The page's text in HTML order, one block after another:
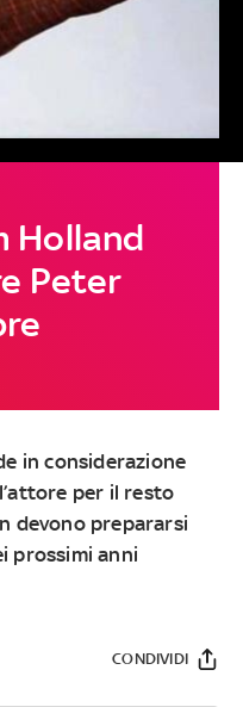
Holland
Peter
in considerazione
per il resto
devono prepararsi
prossimi anni
CONDIVIDI